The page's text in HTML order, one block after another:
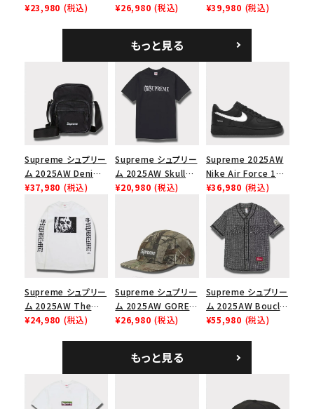
Denim Classic
ャップ ナチュラル
¥23,980 (税込)
Pigment Coated S
ゴ 6パネル ネイビー
¥26,980 (税込)
Bag ユーティリティ
¥39,980 (税込)
もっと見る
Supreme シュプリー
ム 2025AW Denim
Shoulder Bag デニ
ブラック
¥37,980 (税込)
Supreme シュプリー
ム 2025AW Skull
Tee スカル Tシャツ
¥20,980 (税込)
Supreme 2025AW
Nike Air Force 1
Low シュプリーム ナ
イキエアフォース１ス
ニーカー シューズ ブ
ラック
¥36,980 (税込)
Supreme シュプリー
ム 2025AW The
Exorcist Mother
¥24,980 (税込)
Supreme シュプリー
ム 2025AW GORE-
TEX Zip Pocket
キャンプ キャップ リ
アルツリーAPカモ
¥26,980 (税込)
Supreme シュプリー
ム 2025AW Boucle
Baseball Jersey ブ
¥55,980 (税込)
もっと見る